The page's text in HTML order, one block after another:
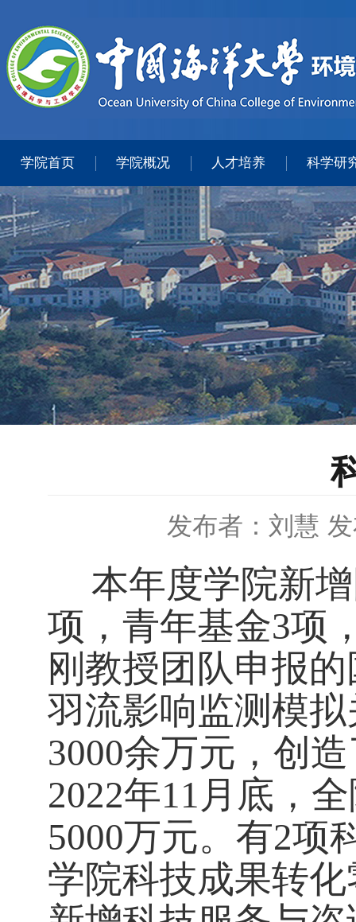
学院首页 学院概况 人才培养 科学研
发布者：刘慧
本年度学院新
项，青年基金3项
刚教授团队申报
羽流影响监测模
3000余万元，创
2022年11 月底，
5000万元。 有2项
学院科技成果转